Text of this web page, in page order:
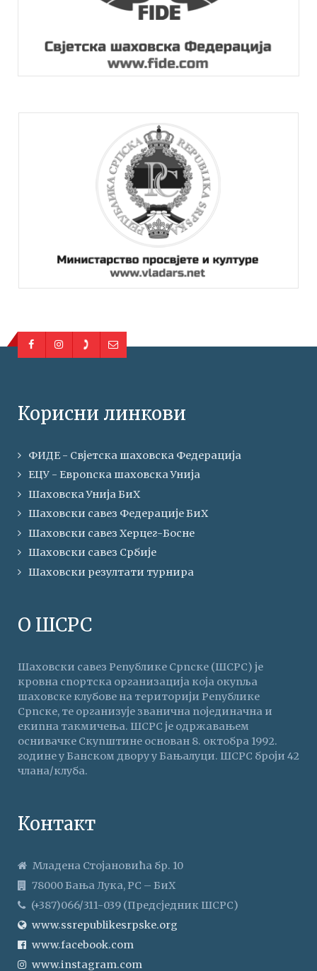
Корисни линкови
ФИДЕ - Свјетска шаховска Федерација
ЕЦУ - Европска шаховска Унија
Шаховска Унија БиХ
Шаховски савез Федерације БиХ
Шаховски савез Херцег-Босне
Шаховски савез Србије
Шаховски резултати турнира
О ШСРС
Шаховски савез Републике Српске (ШСРС) је
кровна спортска организација која окупља
шаховске клубове на територији Републике
Српске, те организује званична појединачна и
екипна такмичења. ШСРС је одржавањем
оснивачке Скупштине основан 8. октобра 1992.
године у Банском двору у Бањалуци. ШСРС броји 42
члана/клуба.
Контакт
Младена Стојановића бр. 10
78000 Бања Лука, РС – БиХ
(+387)066/311-039 (Предсједник ШСРС)
www.ssrepublikesrpske.org
www.facebook.com
www.instagram.com